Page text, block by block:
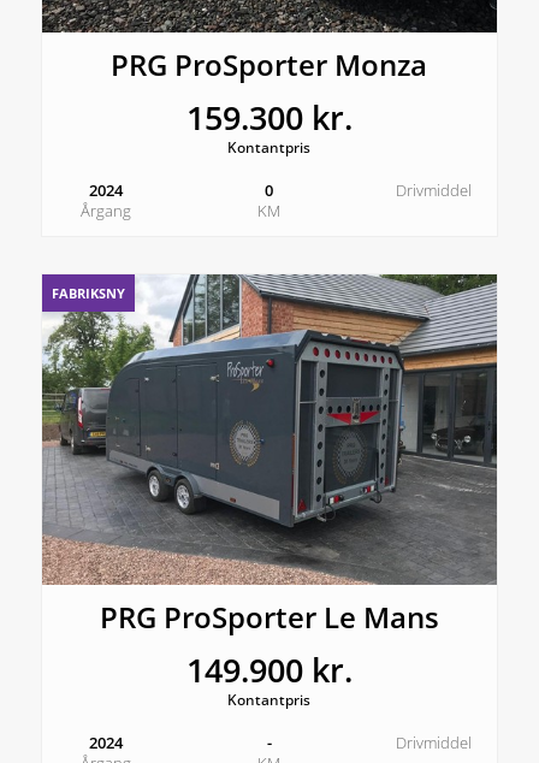
PRG ProSporter Monza
159.300 kr.
Kontantpris
2024
Årgang
0
KM
Drivmiddel
FABRIKSNY
PRG ProSporter Le Mans
149.900 kr.
Kontantpris
2024
-
Drivmiddel